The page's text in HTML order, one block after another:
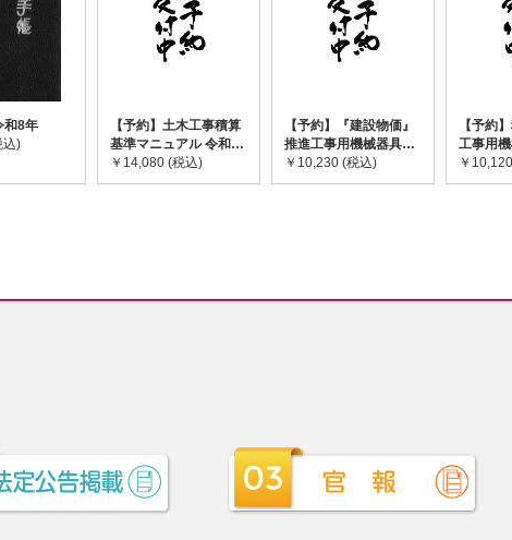
和8年
込)
【予約】土木工事積算
基準マニュアル 令和8
年度版 ※2026年8月
下旬発売予定
￥14,080 (税込)
【予約】『建設物価』
推進工事用機械器具等
基礎価格表 2026年度
版 ※2026/8/31発売予
￥10,230 (税込)
【予約
工事用
価格表
※2026/
￥